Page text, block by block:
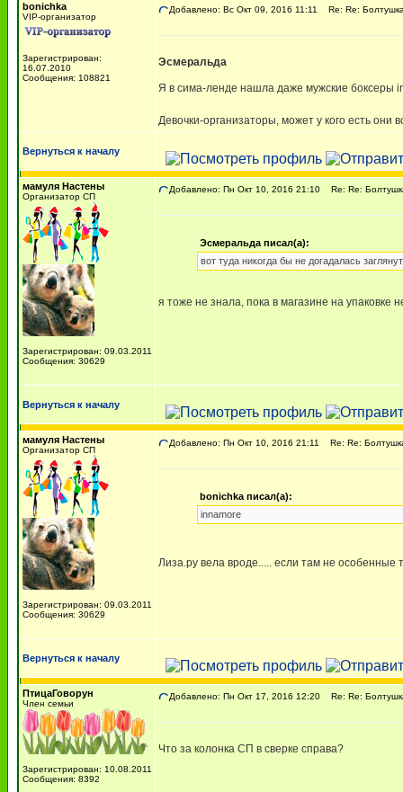
bonichka
VIP-организатор
Зарегистрирован:
16.07.2010
Сообщения: 108821
Добавлено: Вс Окт 09, 2016 11:11 Re: Re:
Эсмеральда
Я в сима-ленде нашла даже мужские боксеры
Девочки-организаторы, может у кого есть они
Вернуться к началу
мамуля Настены
Организатор СП
Зарегистрирован: 09.03.2011
Сообщения: 30629
Добавлено: Пн Окт 10, 2016 21:10 Re: Re:
Эсмеральда писал(а):
вот туда никогда бы не догадалась
я тоже не знала, пока в магазине на
Вернуться к началу
мамуля Настены
Организатор СП
Зарегистрирован: 09.03.2011
Сообщения: 30629
Добавлено: Пн Окт 10, 2016 21:11 Re: Re:
bonichka писал(а):
innamore
Лиза.ру вела вроде..... если там не особенные
Вернуться к началу
ПтицаГоворун
Член семьи
Зарегистрирован: 10.08.2011
Сообщения: 8392
Добавлено: Пн Окт 17, 2016 12:20 Re: Re:
Что за колонка СП в сверке справа?